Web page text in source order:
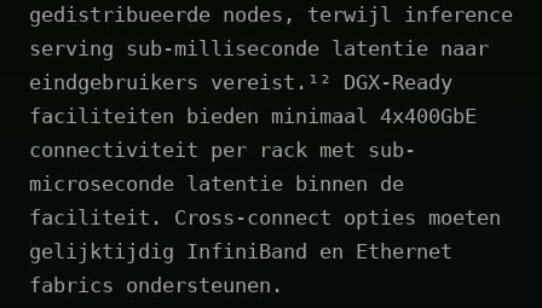
gedistribueerde nodes, terwijl inference
serving sub-milliseconde latentie naar
eindgebruikers vereist.¹² DGX-Ready
faciliteiten bieden minimaal 4x400GbE
connectiviteit per rack met sub-
microseconde latentie binnen de
faciliteit. Cross-connect opties moeten
gelijktijdig InfiniBand en Ethernet
fabrics ondersteunen.